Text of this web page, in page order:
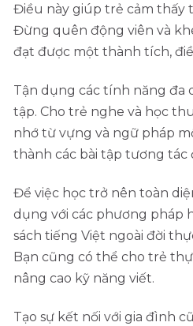
Điều này giúp trẻ cảm thấy
Đừng quên động viên và
đạt được một thành tích,
Tận dụng các tính năng đa
tập. Cho trẻ nghe và học
nhớ từ vựng và ngữ pháp
thành các bài tập tương tác
Để việc học trở nên toàn
dụng với các phương pháp
sách tiếng Việt ngoài đời
Bạn cũng có thể cho trẻ
nâng cao kỹ năng viết.
Tạo sự kết nối với gia đình